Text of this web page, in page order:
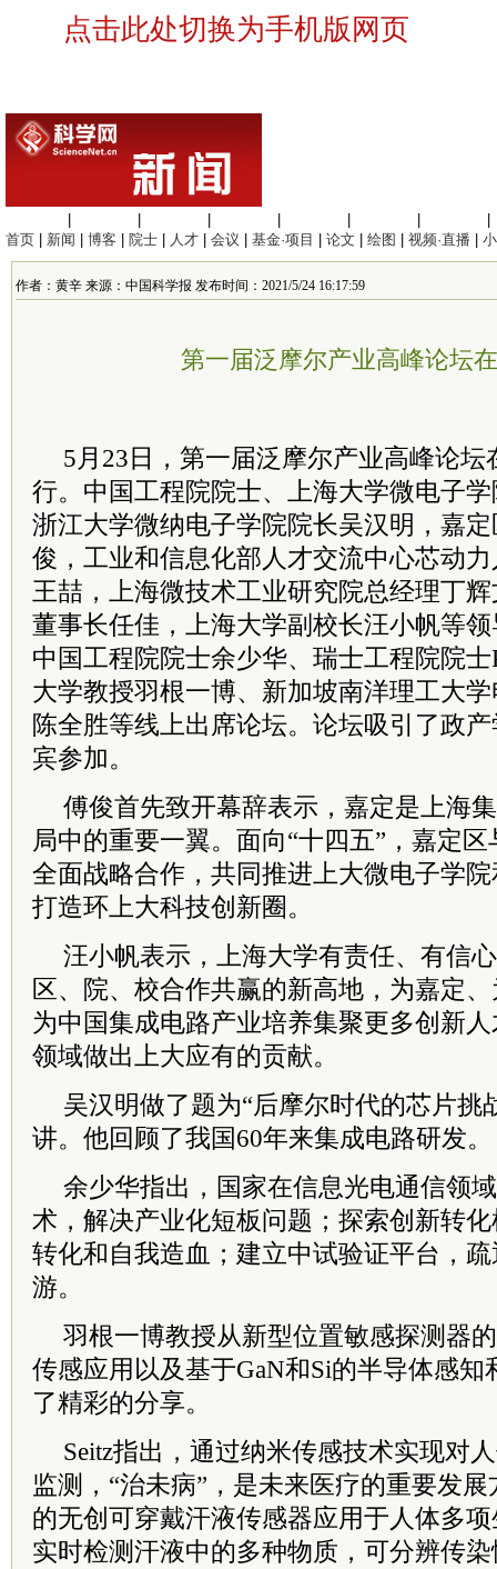
点击此处切换为手机版网页
首页
新闻 博客 院士 人才 会议 基金·项目 论文 绘图 视频·直播
作者：黄辛 来源：中国科学报 发布时间：2021/5/24 16:17:59
第一届泛摩尔产业高峰论坛
5月23日，第一届泛摩尔产业高峰论
行。中国工程院院士、上海大学微电子
浙江大学微纳电子学院院长吴汉明，嘉
俊，工业和信息化部人才交流中心芯动
王喆，上海微技术工业研究院总经理丁
董事长任佳，上海大学副校长汪小帆等
中国工程院院士余少华、瑞士工程院院士
大学教授羽根一博、新加坡南洋理工大
陈全胜等线上出席论坛。论坛吸引了政
宾参加。
傅俊首先致开幕辞表示，嘉定是上海
局中的重要一翼。面向“十四五”，嘉定
全面战略合作，共同推进上大微电子学
打造环上大科技创新圈。
汪小帆表示，上海大学有责任、有信
区、院、校合作共赢的新高地，为嘉定
为中国集成电路产业培养集聚更多创新
领域做出上大应有的贡献。
吴汉明做了题为“后摩尔时代的芯片挑
讲。他回顾了我国60年来集成电路研发。
余少华指出，国家在信息光电通信领
术，解决产业化短板问题；探索创新转
转化和自我造血；建立中试验证平台，
游。
羽根一博教授从新型位置敏感探测器
传感应用以及基于GaN和Si的半导体感
了精彩的分享。
Seitz指出，通过纳米传感技术实现对
监测，“治未病”，是未来医疗的重要发
的无创可穿戴汗液传感器应用于人体多
实时检测汗液中的多种物质，可分辨传